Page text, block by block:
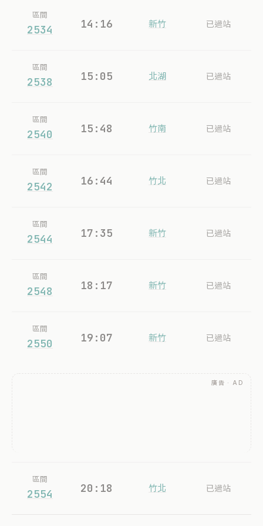
區間
2534 14:16 新竹 已過站
區間
2538 15:05 北湖 已過站
區間
2540 15:48 竹南 已過站
區間
2542 16:44 竹北 已過站
區間
2544 17:35 新竹 已過站
區間
2548 18:17 新竹 已過站
區間
2550 19:07 新竹 已過站
廣告 · AD
區間
2554 20:18 竹北 已過站